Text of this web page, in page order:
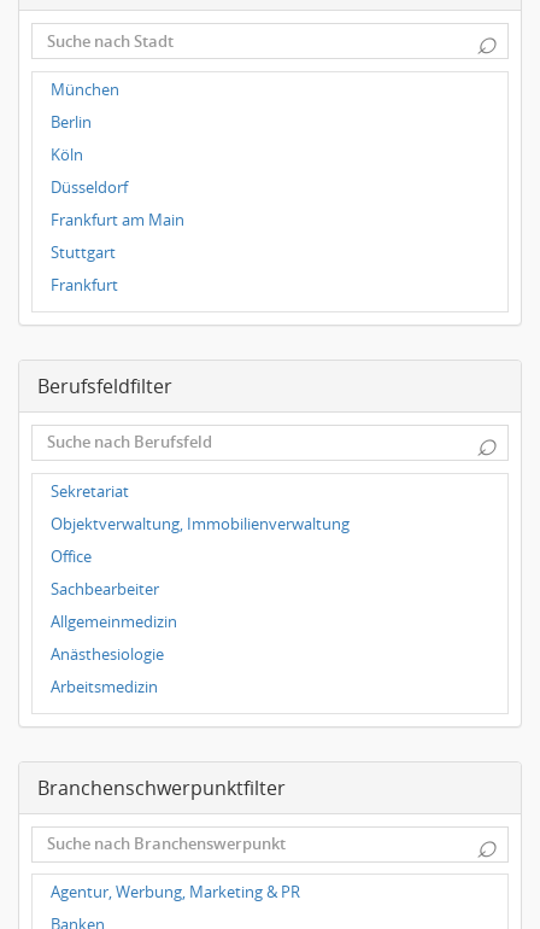
⌕
München
Berlin
Köln
Düsseldorf
Frankfurt am Main
Stuttgart
Frankfurt
Dresden
Leipzig
Dortmund
Wuppertal
Hallbergmoos
Würzburg
Grünwald
Ulm
Bielefeld
Hannover
Duisburg
Berufsfeldfilter
⌕
Sekretariat
Objektverwaltung, Immobilienverwaltung
Office
Sachbearbeiter
Allgemeinmedizin
Anästhesiologie
Arbeitsmedizin
Augenheilkunde
Frauenheilkunde, Geburtshilfe
Hals-Nasen-Ohrenheilkunde
Hautkrankheiten, Geschlechtskrankheiten
Hygienemedizin, Umweltmedizin
Innere Medizin
Branchenschwerpunktfilter
⌕
Agentur, Werbung, Marketing & PR